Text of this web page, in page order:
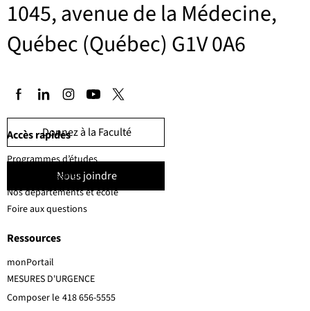
1045, avenue de la Médecine,
Québec (Québec) G1V 0A6
Donnez à la Faculté
Nous joindre
MESURES D'URGENCE
Composer le 418 656-5555
Accès rapides
Ressources
Programmes d’études
Corps professoral
Nos départements et école
Foire aux questions
monPortail